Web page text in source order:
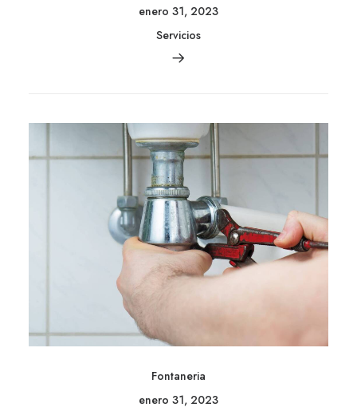
enero 31, 2023
Servicios
Fontaneria
enero 31, 2023